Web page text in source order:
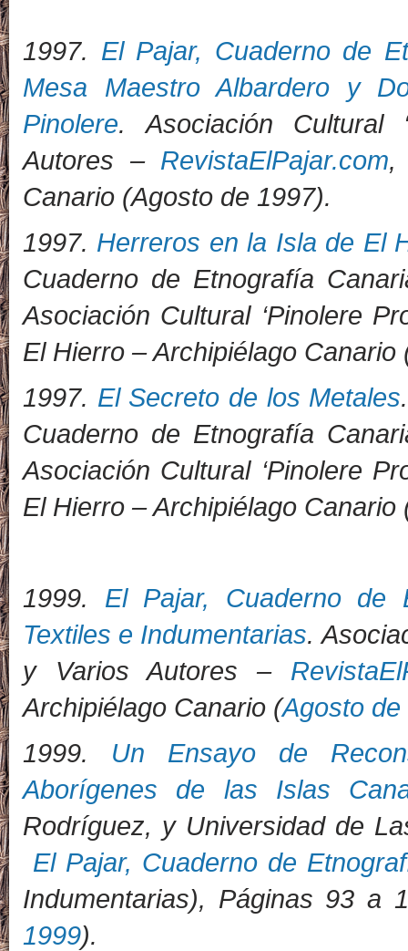
1997. El Pajar, Cuaderno de
Mesa Maestro Albardero y
Pinolere. Asociación Cultural
Autores – RevistaElPajar.com,
Canario (Agosto de 1997).
1997. Herreros en la Isla de El
Cuaderno de Etnografía
Asociación Cultural ‘Pinolere
El Hierro – Archipiélago
1997. El Secreto de los Metales
Cuaderno de Etnografía
Asociación Cultural ‘Pinolere
El Hierro – Archipiélago
1999. El Pajar, Cuaderno de
Textiles e Indumentarias.
y Varios Autores –
Archipiélago Canario (Agosto de
1999. Un Ensayo de
Aborígenes de las Islas
Rodríguez, y Universidad de
El Pajar, Cuaderno de
Indumentarias), Páginas 93 a
1999).